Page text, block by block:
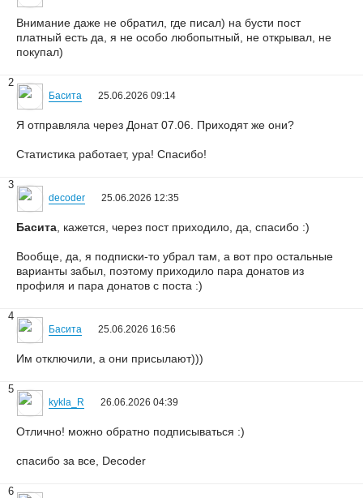
Внимание даже не обратил, где писал) на бусти пост
платный есть да, я не особо любопытный, не открывал, не
покупал)
2
Басита 25.06.2026 09:14
Я отправляла через Донат 07.06. Приходят же они?
Статистика работает, ура! Спасибо!
3
decoder 25.06.2026 12:35
Басита , кажется, через пост приходило, да, спасибо :)
Вообще, да, я подписки-то убрал там, а вот про остальные
варианты забыл, поэтому приходило пара донатов из
профиля и пара донатов с поста :)
4
Басита 25.06.2026 16:56
Им отключили, а они присылают)))
5
kykla_R 26.06.2026 04:39
Отлично! можно обратно подписываться :)
спасибо за все, Decoder
6